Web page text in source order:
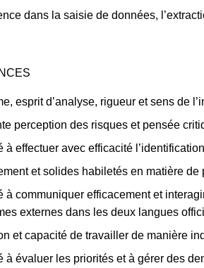
dans la saisie de données,
esprit d’analyse, rigueur et sens de
perception des risques et pensée
à effectuer avec efficacité
et solides habiletés en matière de
à communiquer efficacement et
externes dans les deux langues
et capacité de travailler de manière
à évaluer les priorités et à gérer des